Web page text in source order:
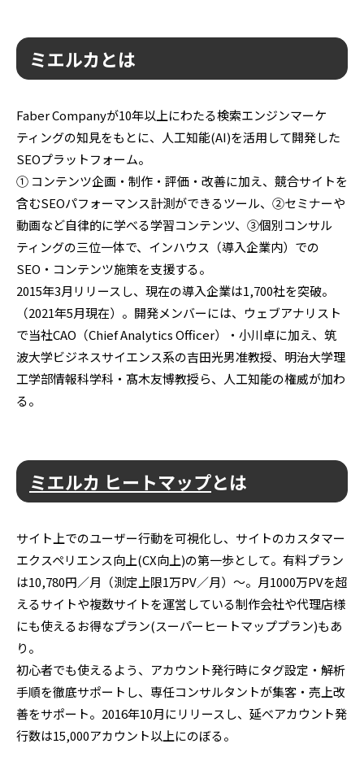
ミエルカとは
Faber Companyが10年以上にわたる検索エンジンマーケ
ティングの知見をもとに、人工知能(AI)を活用して開発した
SEOプラットフォーム。
① コンテンツ企画・制作・評価・改善に加え、競合サイトを
含むSEOパフォーマンス計測ができるツール、②セミナーや
動画など自律的に学べる学習コンテンツ、③個別コンサル
ティングの三位一体で、インハウス（導入企業内）での
SEO・コンテンツ施策を支援する。
2015年3月リリースし、現在の導入企業は1,700社を突破。
（2021年5月現在）。開発メンバーには、ウェブアナリスト
で当社CAO（Chief Analytics Officer）・小川卓に加え、筑
波大学ビジネスサイエンス系の吉田光男准教授、明治大学理
工学部情報科学科・髙木友博教授ら、人工知能の権威が加わ
る。
ミエルカ ヒートマップとは
サイト上でのユーザー行動を可視化し、サイトのカスタマー
エクスペリエンス向上(CX向上)の第一歩として。有料プラン
は10,780円／月（測定上限1万PV／月）～。月1000万PVを超
えるサイトや複数サイトを運営している制作会社や代理店様
にも使えるお得なプラン(スーパーヒートマッププラン)もあ
り。
初心者でも使えるよう、アカウント発行時にタグ設定・解析
手順を徹底サポートし、専任コンサルタントが集客・売上改
善をサポート。2016年10月にリリースし、延べアカウント発
行数は15,000アカウント以上にのぼる。